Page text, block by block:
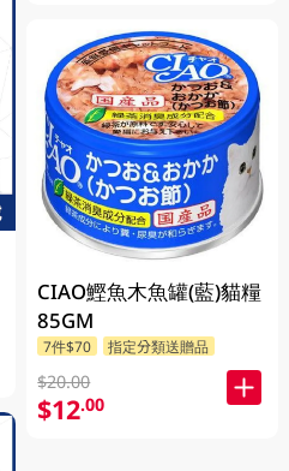
CIAO鰹魚木魚罐(藍)貓糧
85GM
7件$70 指定分類送贈品
$20.00
$12.00